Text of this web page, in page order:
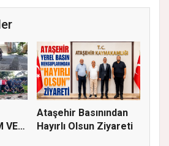
VE
Ataşehir Basınından
Hayırlı Olsun Ziyareti